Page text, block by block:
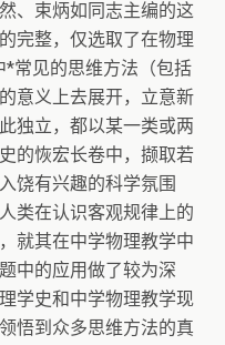
、束炳如同志主编的这
完整，仅选取了在物理
常见的思维方法（包括
意义上去展开，立意新
独立，都以某一类或两
的恢宏长卷中，撷取若
饶有兴趣的科学氛围
类在认识客观规律上的
就其在中学物理教学中
中的应用做了较为深
学史和中学物理教学现
悟到众多思维方法的真